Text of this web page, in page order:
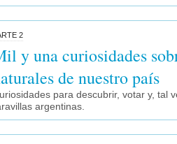
2
y una curiosidades
de nuestro país
para descubrir, votar y, tal
argentinas.